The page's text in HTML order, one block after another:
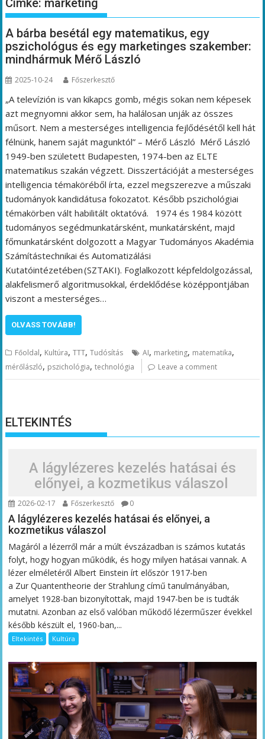
Címke: marketing
A bárba besétál egy matematikus, egy
pszichológus és egy marketinges szakember:
mindhármuk Mérő László
2025-10-24 Főszerkesztő
„A televízión is van kikapcs gomb, mégis sokan nem képesek
azt megnyomni akkor sem, ha halálosan unják az összes
műsort. Nem a mesterséges intelligencia fejlődésétől kell hát
félnünk, hanem saját magunktól” – Mérő László Mérő László
1949-ben született Budapesten, 1974-ben az ELTE
matematikus szakán végzett. Disszertációját a mesterséges
intelligencia témaköréből írta, ezzel megszerezve a műszaki
tudományok kandidátusa fokozatot. Később pszichológiai
témakörben vált habilitált oktatóvá. 1974 és 1984 között
tudományos segédmunkatársként, munkatársként, majd
főmunkatársként dolgozott a Magyar Tudományos Akadémia
Számítástechnikai és Automatizálási
Kutatóintézetében (SZTAKI). Foglalkozott képfeldolgozással,
alakfelismerő algoritmusokkal, érdeklődése középpontjában
viszont a mesterséges…
OLVASS TOVÁBB!
Főoldal, Kultúra,TTT,Tudósítás AI, marketing, matematika,
mérőlászló, pszichológia,technológia Leave a comment
ELTEKINTÉS
A lágylézeres kezelés hatásai és
előnyei, a kozmetikus válaszol
2026-02-17 Főszerkesztő 0
A lágylézeres kezelés hatásai és előnyei, a
kozmetikus válaszol
Magáról a lézerről már a múlt évszázadban is számos kutatás
folyt, hogy hogyan működik, és hogy milyen hatásai vannak. A
lézer elméletéről Albert Einstein írt először 1917-ben
a Zur Quantentheorie der Strahlung című tanulmányában,
amelyet 1928-ban bizonyítottak, majd 1947-ben be is tudták
mutatni. Azonban az első valóban működő lézerműszer évekkel
később készült el, 1960-ban,...
Eltekintés Kultúra